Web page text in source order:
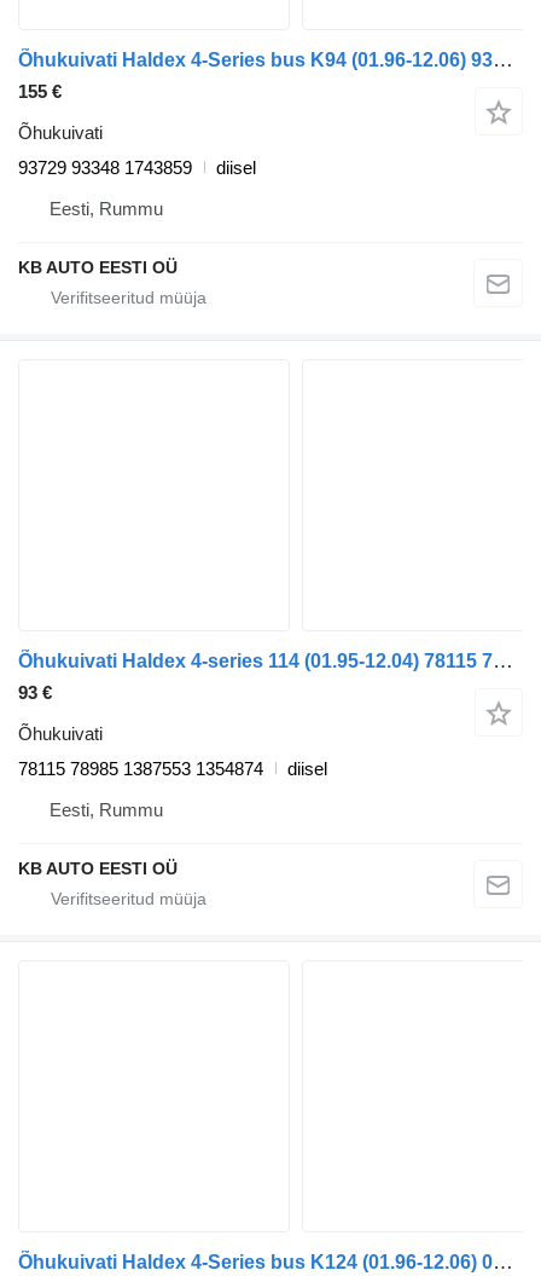
Õhukuivati Haldex 4-Series bus K94 (01.96-12.06) 93729 93348 tüübi jaoks bussi Scania 4-series bus (1995-2006)
155 €
Õhukuivati
93729 93348 1743859
diisel
Eesti, Rummu
KB AUTO EESTI OÜ
Õhukuivati Haldex 4-series 114 (01.95-12.04) 78115 78985 tüübi jaoks veoauto Scania 4-series (1995-2006)
93 €
Õhukuivati
78115 78985 1387553 1354874
diisel
Eesti, Rummu
KB AUTO EESTI OÜ
Õhukuivati Haldex 4-Series bus K124 (01.96-12.06) 0878618 tüübi jaoks bussi Scania 4-series bus (1995-2006)